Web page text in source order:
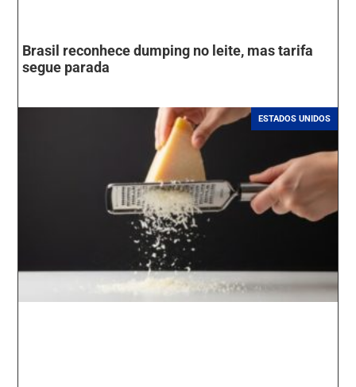
Brasil reconhece dumping no leite, mas tarifa
segue parada
ESTADOS UNIDOS